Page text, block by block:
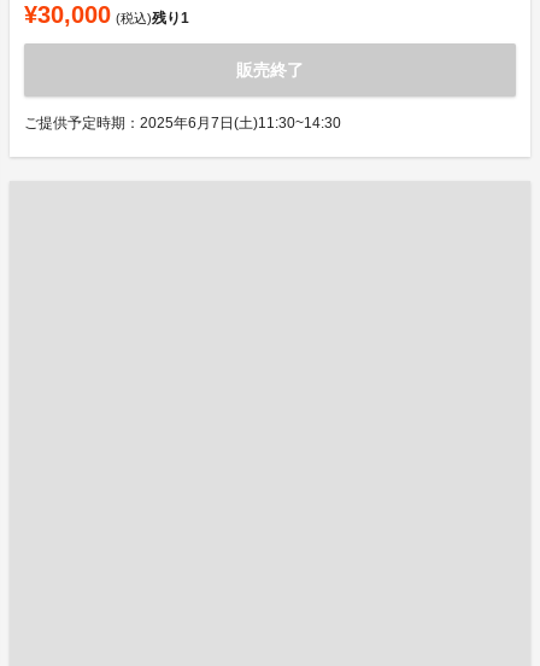
¥30,000 (税込)残り1
販売終了
ご提供予定時期：2025年6月7日(土)11:30~14:30